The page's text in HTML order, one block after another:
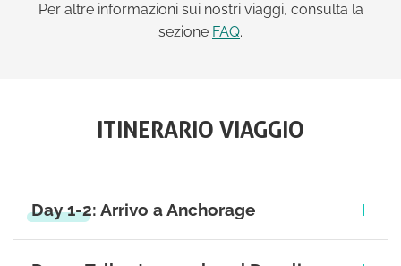
Per altre informazioni sui nostri viaggi, consulta la
sezione FAQ.
ITINERARIO VIAGGIO
Day 1-2: Arrivo a Anchorage